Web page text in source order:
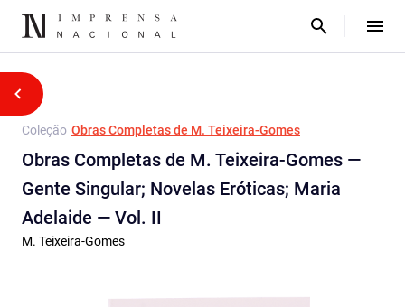
Coleção Obras Completas de M. Teixeira-Gomes
Obras Completas de M. Teixeira-Gomes —
Gente Singular; Novelas Eróticas; Maria
Adelaide — Vol. II
M. Teixeira-Gomes